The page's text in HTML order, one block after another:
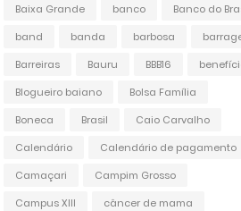
Baixa Grande
banco
Banco do
band
banda barbosa
Barreiras
Bauru BBB16
Blogueiro baiano
Bolsa Família
Boneca
Brasil
Caio Carvalho
Calendário
Calendário de pagamento
Camaçari
Campim Grosso
Campus XIII
câncer de mama